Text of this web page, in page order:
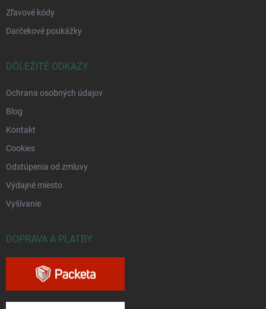
Zľavové kódy
Darčekové poukážky
DÔLEŽITÉ ODKAZY
Ochrana osobných údajov
Blog
Kontakt
Cookies
Odstúpenia od zmluvy
Výdajné miesto
Vyšívanie
DOPRAVA A PLATBY